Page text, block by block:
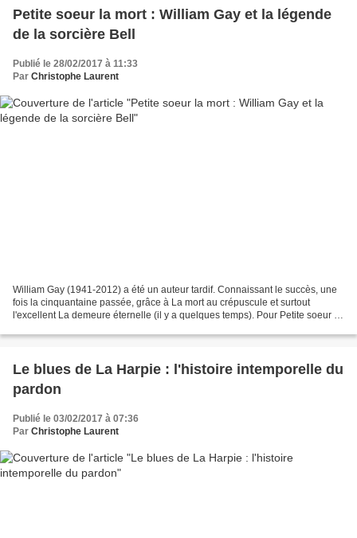
Petite soeur la mort : William Gay et la légende
de la sorcière Bell
Publié le 28/02/2017 à 11:33
Par Christophe Laurent
William Gay (1941-2012) a été un auteur tardif. Connaissant le succès, une
fois la cinquantaine passée, grâce à La mort au crépuscule et surtout
l'excellent La demeure éternelle (il y a quelques temps). Pour Petite soeur la
Le blues de La Harpie : l'histoire intemporelle du
pardon
Publié le 03/02/2017 à 07:36
Par Christophe Laurent